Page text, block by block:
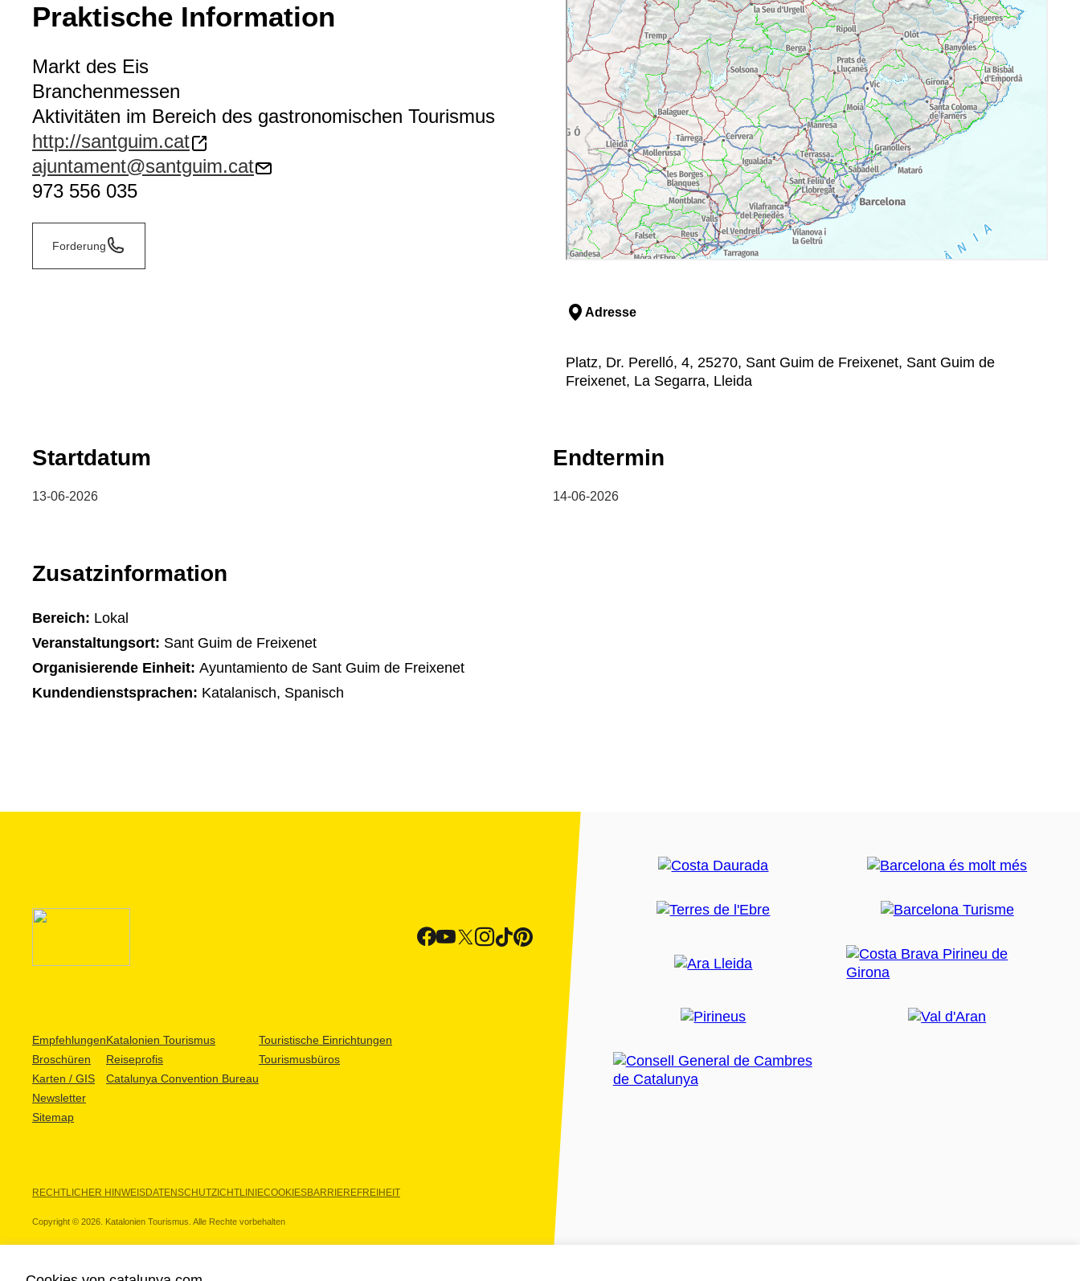
Praktische Information
Markt des Eis
Branchenmessen
Aktivitäten im Bereich des gastronomischen Tourismus
http://santguim.cat
ajuntament@santguim.cat
973 556 035
Forderung
Adresse
Platz, Dr. Perelló, 4, 25270, Sant Guim de Freixenet, Sant Guim de
Freixenet, La Segarra, Lleida
Startdatum
13-06-2026
Endtermin
14-06-2026
Zusatzinformation
Bereich: Lokal
Veranstaltungsort: Sant Guim de Freixenet
Organisierende Einheit: Ayuntamiento de Sant Guim de Freixenet
Kundendienstsprachen: Katalanisch, Spanisch
Empfehlungen
Broschüren
Karten / GIS
Newsletter
Sitemap
Katalonien Tourismus
Reiseprofis
Catalunya Convention Bureau
Touristische Einrichtungen
Tourismusbüros
RECHTLICHER HINWEISDATENSCHUTZICHTLINIECOOKIESBARRIEREFREIHEIT
Copyright © 2026. Katalonien Tourismus. Alle Rechte vorbehalten